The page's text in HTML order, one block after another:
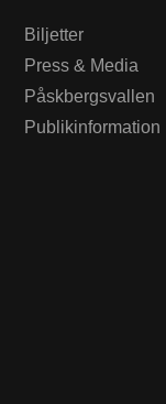
Biljetter
Press & Media
Påskbergsvallen
Publikinformation